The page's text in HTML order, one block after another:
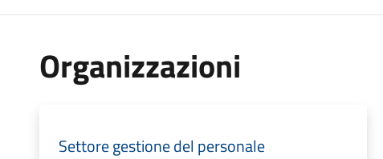
Organizzazioni
Settore gestione del personale